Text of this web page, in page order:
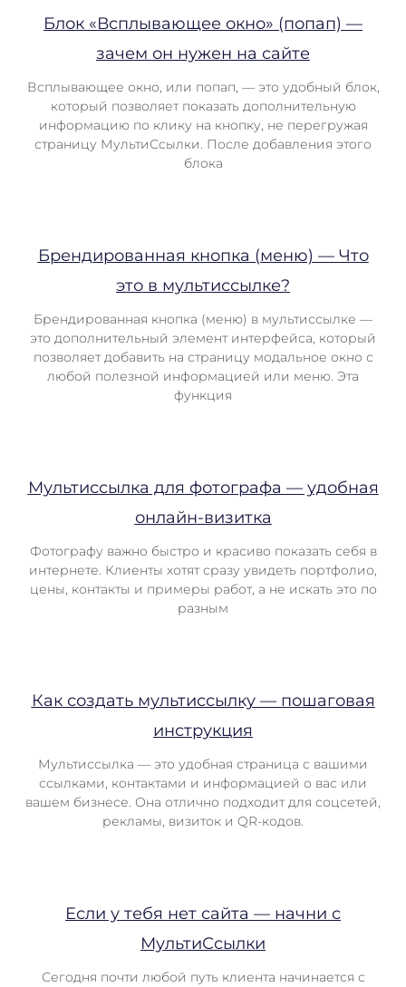
Блок «Всплывающее окно» (попап) —
зачем он нужен на сайте
Всплывающее окно, или попап, — это удобный блок,
который позволяет показать дополнительную
информацию по клику на кнопку, не перегружая
страницу МультиСсылки. После добавления этого
блока
Брендированная кнопка (меню) — Что
это в мультиссылке?
Брендированная кнопка (меню) в мультиссылке —
это дополнительный элемент интерфейса, который
позволяет добавить на страницу модальное окно с
любой полезной информацией или меню. Эта
функция
Мультиссылка для фотографа — удобная
онлайн-визитка
Фотографу важно быстро и красиво показать себя в
интернете. Клиенты хотят сразу увидеть портфолио,
цены, контакты и примеры работ, а не искать это по
разным
Как создать мультиссылку — пошаговая
инструкция
Мультиссылка — это удобная страница с вашими
ссылками, контактами и информацией о вас или
вашем бизнесе. Она отлично подходит для соцсетей,
рекламы, визиток и QR-кодов.
Если у тебя нет сайта — начни с
МультиСсылки
Сегодня почти любой путь клиента начинается с